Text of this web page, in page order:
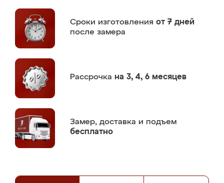
Сроки изготовления от 7 дней
после замера
Рассрочка на 3, 4, 6 месяцев
Замер, доставка и подъем
бесплатно